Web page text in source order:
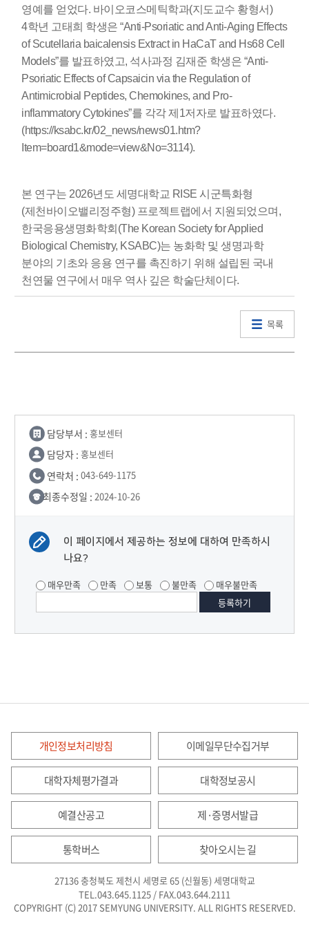
영예를 얻었다. 바이오코스메틱학과(지도교수 황형서)
4학년 고태희 학생은 “Anti-Psoriatic and Anti-Aging Effects
of Scutellaria baicalensis Extract in HaCaT and Hs68 Cell
Models”를 발표하였고, 석사과정 김재준 학생은 “Anti-
Psoriatic Effects of Capsaicin via the Regulation of
Antimicrobial Peptides, Chemokines, and Pro-
inflammatory Cytokines”를 각각 제1저자로 발표하였다.
(https://ksabc.kr/02_news/news01.htm?
Item=board1&mode=view&No=3114).
본 연구는 2026년도 세명대학교 RISE 시군특화형
(제천바이오밸리정주형) 프로젝트랩에서 지원되었으며,
한국응용생명화학회(The Korean Society for Applied
Biological Chemistry, KSABC)는 농화학 및 생명과학
분야의 기초와 응용 연구를 촉진하기 위해 설립된 국내
천연물 연구에서 매우 역사 깊은 학술단체이다.
목록
담당부서 : 홍보센터
담당자 : 홍보센터
연락처 : 043-649-1175
최종수정일 : 2024-10-26
이 페이지에서 제공하는 정보에 대하여 만족하시
나요?
매우만족 만족 보통 불만족 매우불만족
개인정보처리방침 이메일무단수집거부
대학자체평가결과 대학정보공시
예결산공고 제·증명서발급
통학버스 찾아오시는 길
27136 충청북도 제천시 세명로 65 (신월동) 세명대학교
TEL.043.645.1125 / FAX.043.644.2111
COPYRIGHT (C) 2017 SEMYUNG UNIVERSITY. ALL RIGHTS RESERVED.